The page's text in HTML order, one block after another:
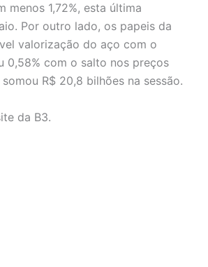
menos 1,72%, esta última
Por outro lado, os papeis da
valorização do aço com o
0,58% com o salto nos preços
R$ 20,8 bilhões na sessão.
da B3.